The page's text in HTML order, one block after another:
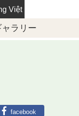
Việt
ラリー
facebook